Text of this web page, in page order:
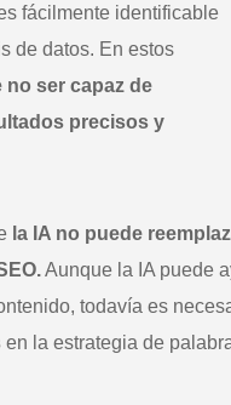
fácilmente identificable
de datos. En estos
no ser capaz de
precisos y
la IA no puede
Aunque la IA puede
todavía es
en la estrategia de